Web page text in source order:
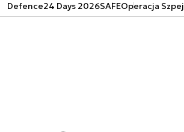
Defence24 Days 2026SAFEOperacja Szpej